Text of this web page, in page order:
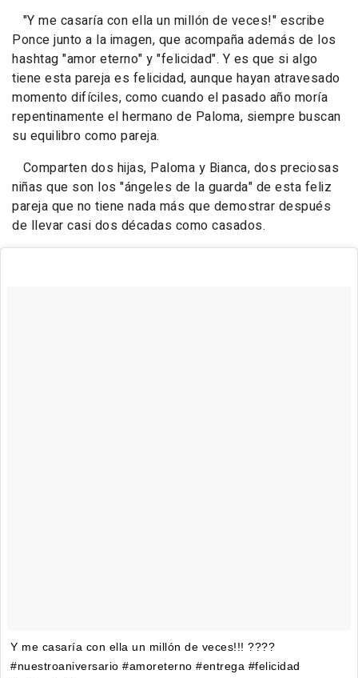
"Y me casaría con ella un millón de veces!" escribe
Ponce junto a la imagen, que acompaña además de los
hashtag "amor eterno" y "felicidad". Y es que si algo
tiene esta pareja es felicidad, aunque hayan atravesado
momento difíciles, como cuando el pasado año moría
repentinamente el hermano de Paloma, siempre buscan
su equilibro como pareja.
Comparten dos hijas, Paloma y Bianca, dos preciosas
niñas que son los "ángeles de la guarda" de esta feliz
pareja que no tiene nada más que demostrar después
de llevar casi dos décadas como casados.
Y me casaría con ella un millón de veces!!! ????
#nuestroaniversario #amoreterno #entrega #felicidad